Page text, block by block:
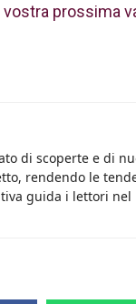
prossima
di scoperte e di
rendendo le
guida i lettori